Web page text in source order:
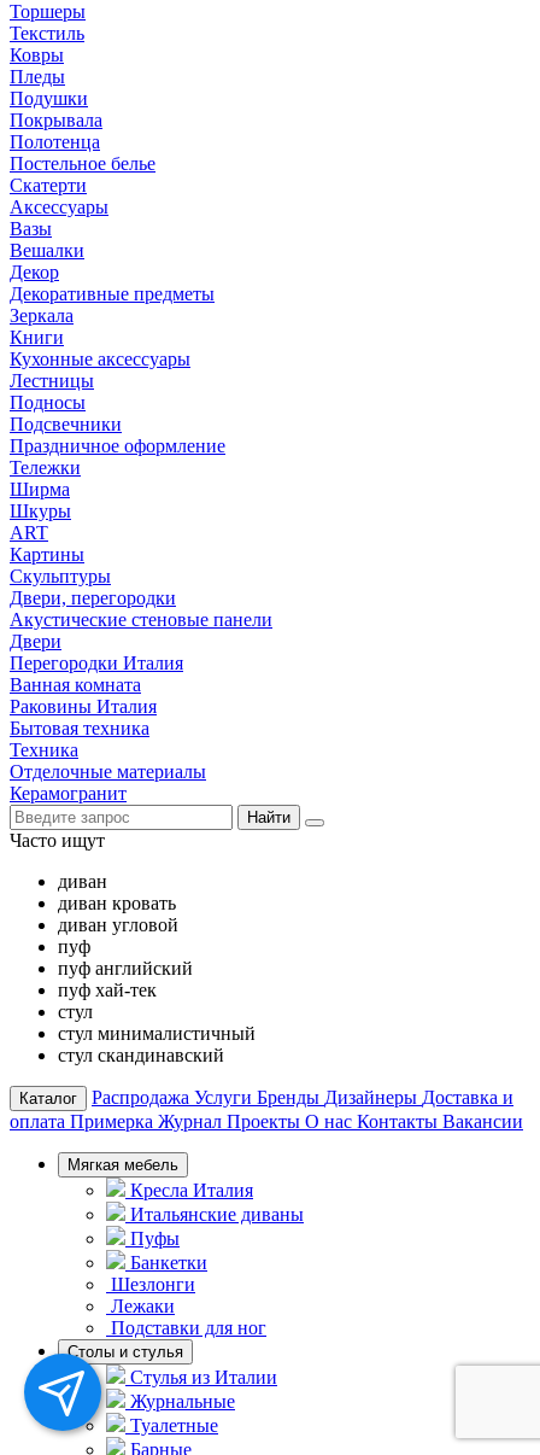
Торшеры
Текстиль
Ковры
Пледы
Подушки
Покрывала
Полотенца
Постельное белье
Скатерти
Аксессуары
Вазы
Вешалки
Декор
Декоративные предметы
Зеркала
Книги
Кухонные аксессуары
Лестницы
Подносы
Подсвечники
Праздничное оформление
Тележки
Ширма
Шкуры
ART
Картины
Скульптуры
Двери, перегородки
Акустические стеновые панели
Двери
Перегородки Италия
Ванная комната
Раковины Италия
Бытовая техника
Техника
Отделочные материалы
Керамогранит
Найти
Часто ищут
диван
диван кровать
диван угловой
пуф
пуф английский
пуф хай-тек
стул
стул минималистичный
стул скандинавский
Каталог Распродажа Услуги Бренды Дизайнеры Доставка и
оплата Примерка Журнал Проекты О нас Контакты Вакансии
Мягкая мебель
Кресла Италия
Итальянские диваны
Пуфы
Банкетки
Шезлонги
Лежаки
Подставки для ног
Столы и стулья
Стулья из Италии
Журнальные
Туалетные
Барные